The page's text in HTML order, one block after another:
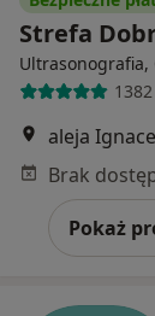
Strefa
Pokaż